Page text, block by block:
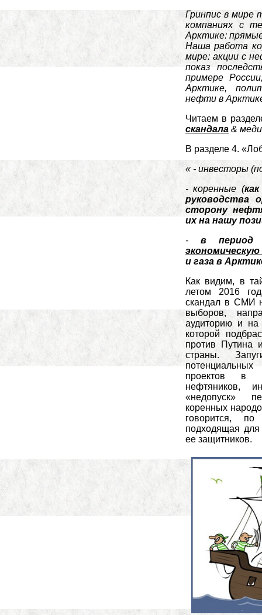
Гринпис в мире
компаниях с
Арктике:
Наша работа
мире: акции с
показ
примере
Арктике,
нефти в
Читаем в
скандала &
В разделе 4.
« - инвесторы
- коренные (
руководства
сторону
их на нашу
-в период
и газа в
Как видим, в
летом 2016
скандал в СМИ
выборов,
аудиторию и на
которой
против Путина
страны.
проектов в
нефтяников,
«недопуск»
коренных
говорится,
подходящая для
ее защитников.